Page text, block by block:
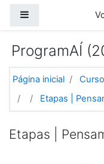
ProgramAÍ
Página inicial
Etapas |
Etapas |